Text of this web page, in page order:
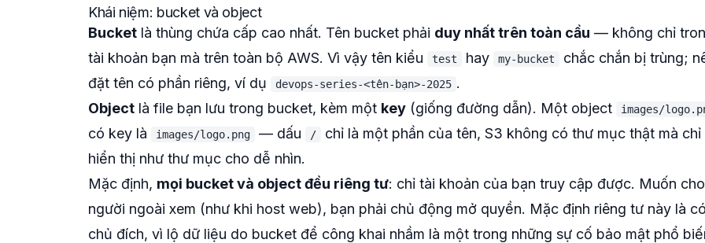
Khái niệm: bucket và object
Bucket là thùng chứa cấp cao nhất. Tên bucket phải duy nhất trên toàn cầu — không chỉ
tài khoản bạn mà trên toàn bộ AWS. Vì vậy tên kiểu
test hay my-bucket
chắc chắn bị trùng;
đặt tên có phần riêng, ví dụ
devops-series-<tên-bạn>-2025 .
Object là file bạn lưu trong bucket, kèm một key (giống đường dẫn). Một object images/
có key là images/logo.png — dấu /
chỉ là một phần của tên, S3 không có thư mục thật mà chỉ
hiển thị như thư mục cho dễ nhìn.
Mặc định, mọi bucket và object đều riêng tư: chỉ tài khoản của bạn truy cập được. Muốn cho
người ngoài xem (như khi host web), bạn phải chủ động mở quyền. Mặc định riêng tư này là
chủ đích, vì lộ dữ liệu do bucket để công khai nhầm là một trong những sự cố bảo mật phổ